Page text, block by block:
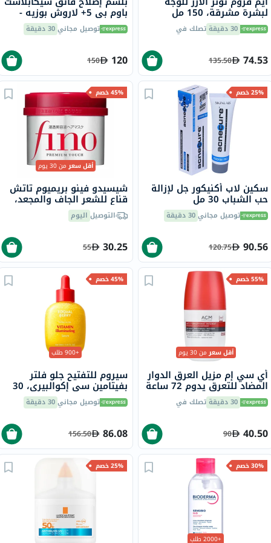
لبشرة مشرقة، 150 مل
30 دقيقة تصلك في
74.53
135.50
باوم بي 5+ لاروش بوزيه -
100 مل توصيل مجاني30 دقيقة
120
150
25% خصم
سكين لاب أكنيكور جل لإزالة
حب الشباب 30 مل
توصيل مجاني30 دقيقة
90.56
120.75
45% خصم
أقل سعرمن 30 يوم
شيسيدو فينو بريميوم تاتش
قناع للشعر الجاف والمجعد،
230 جرامالتوصيل اليوم
30.25
55
55% خصم
أقل سعرمن 30 يوم
أي سي إم مزيل العرق الدوار
المضاد للتعرق يدوم 72 ساعة
للبشرة الحساسة 50 مل
30 دقيقة تصلك في
40.50
90
45% خصم
+900 طلب
سيروم للتفتيح جلو فلتر
بفيتامين سي إكوالبيري، 30
مل توصيل مجاني30 دقيقة
86.08
156.50
30% خصم
+2000 طلب
25% خصم